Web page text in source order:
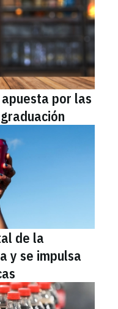
por las
de la
y se impulsa